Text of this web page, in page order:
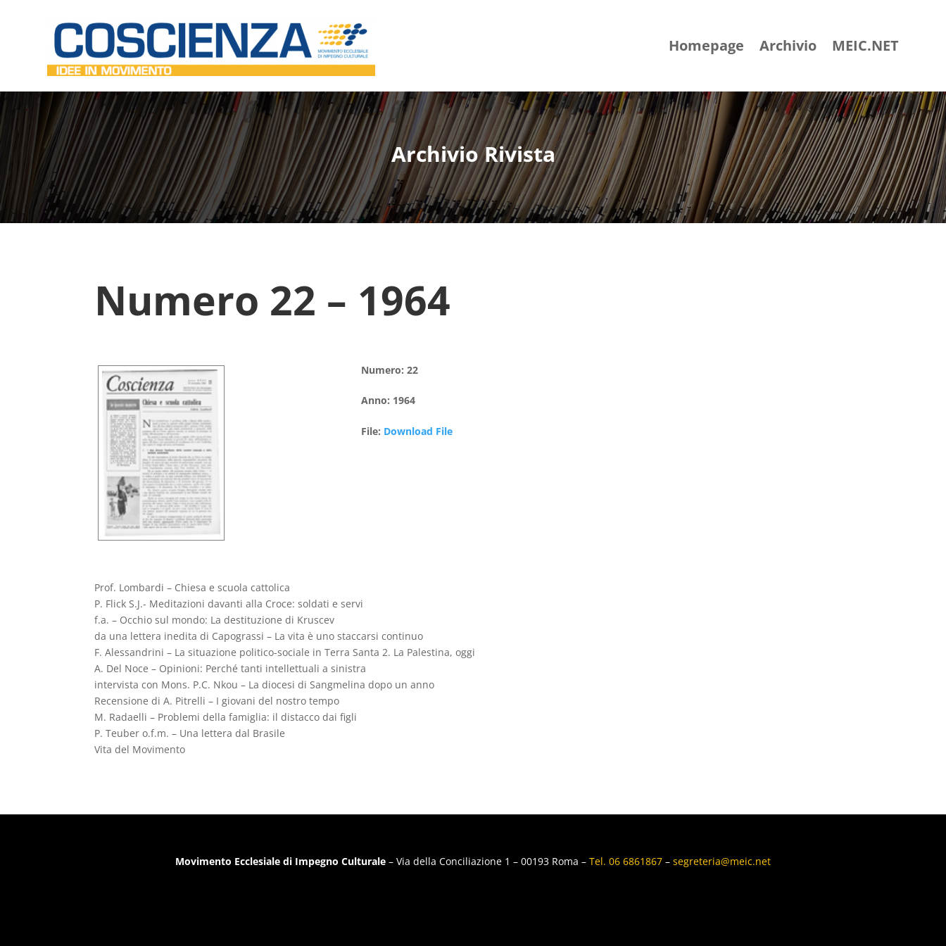
Homepage Archivio MEIC.NET
Archivio Rivista
Numero 22 – 1964
Numero: 22
Anno: 1964
File: Download File
Prof. Lombardi – Chiesa e scuola cattolica
P. Flick S.J.- Meditazioni davanti alla Croce: soldati e servi
f.a. – Occhio sul mondo: La destituzione di Kruscev
da una lettera inedita di Capograssi – La vita è uno staccarsi continuo
F. Alessandrini – La situazione politico-sociale in Terra Santa 2. La Palestina, oggi
A. Del Noce – Opinioni: Perché tanti intellettuali a sinistra
intervista con Mons. P.C. Nkou – La diocesi di Sangmelina dopo un anno
Recensione di A. Pitrelli – I giovani del nostro tempo
M. Radaelli – Problemi della famiglia: il distacco dai figli
P. Teuber o.f.m. – Una lettera dal Brasile
Vita del Movimento
Movimento Ecclesiale di Impegno Culturale – Via della Conciliazione 1 – 00193 Roma – Tel. 06 6861867 – segreteria@meic.net